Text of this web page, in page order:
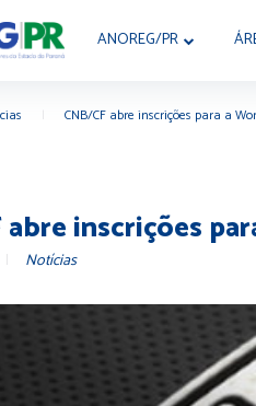
ANOREG/PR
CNB/CF abre inscrições para a
abre inscrições
Notícias